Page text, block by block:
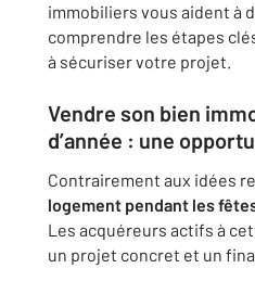
immobiliers vous aident à
comprendre les étapes
à sécuriser votre projet.
Vendre son bien
d’année : une
Contrairement aux idées
logement pendant les
Les acquéreurs actifs à
un projet concret et un